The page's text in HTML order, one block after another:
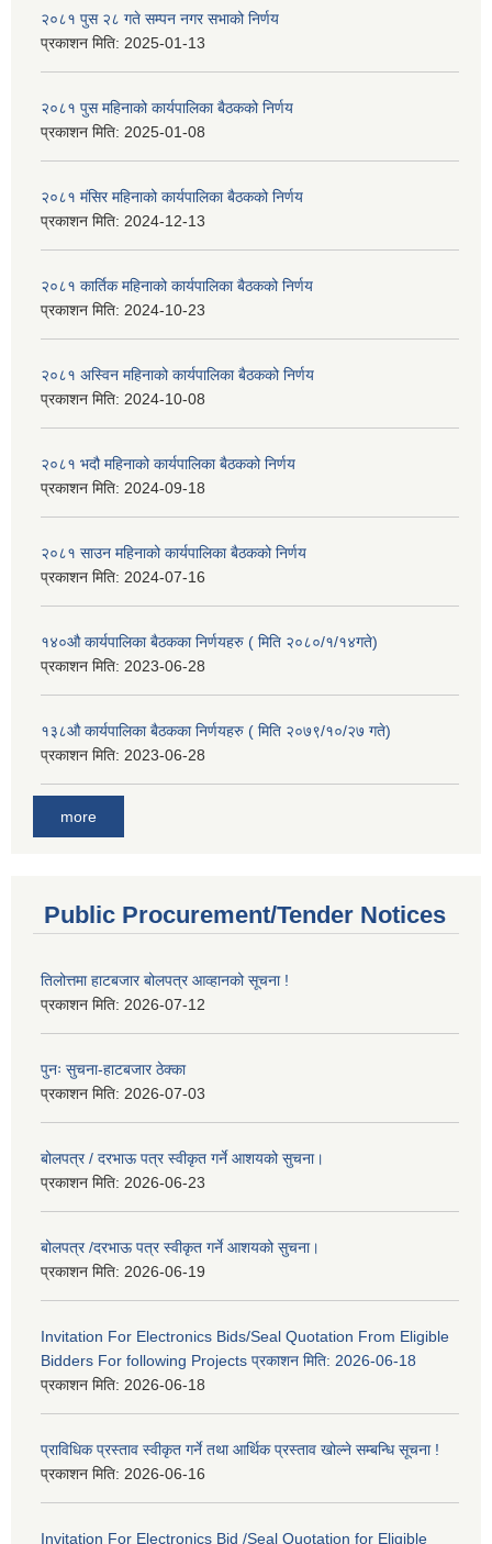
२०८१ पुस २८ गते सम्प‍न नगर सभाको निर्णय
प्रकाशन मिति: 2025-01-13
२०८१ पुस महिनाको कार्यपालिका बैठकको निर्णय
प्रकाशन मिति: 2025-01-08
२०८१ मंसिर महिनाको कार्यपालिका बैठकको निर्णय
प्रकाशन मिति: 2024-12-13
२०८१ कार्तिक महिनाको कार्यपालिका बैठकको निर्णय
प्रकाशन मिति: 2024-10-23
२०८१ अस्विन महिनाको कार्यपालिका बैठकको निर्णय
प्रकाशन मिति: 2024-10-08
२०८१ भदौ महिनाको कार्यपालिका बैठकको निर्णय
प्रकाशन मिति: 2024-09-18
२०८१ साउन महिनाको कार्यपालिका बैठकको निर्णय
प्रकाशन मिति: 2024-07-16
१४०औ कार्यपालिका बैठकका निर्णयहरु ( मिति २०८०/१/१४गते)
प्रकाशन मिति: 2023-06-28
१३८औ कार्यपालिका बैठकका निर्णयहरु ( मिति २०७९/१०/२७ गते)
प्रकाशन मिति: 2023-06-28
more
Public Procurement/Tender Notices
तिलोत्तमा हाटबजार बोलपत्र आव्हानको सूचना !
प्रकाशन मिति: 2026-07-12
पुनः सुचना-हाटबजार ठेक्का
प्रकाशन मिति: 2026-07-03
बोलपत्र / दरभाऊ पत्र स्वीकृत गर्ने आशयको सुचना।
प्रकाशन मिति: 2026-06-23
बोलपत्र /दरभाऊ पत्र स्वीकृत गर्ने आशयको सुचना।
प्रकाशन मिति: 2026-06-19
Invitation For Electronics Bids/Seal Quotation From Eligible
Bidders For following Projects प्रकाशन मिति: 2026-06-18
प्रकाशन मिति: 2026-06-18
प्राविधिक प्रस्ताव स्वीकृत गर्ने तथा आर्थिक प्रस्ताव खोल्ने सम्बन्धि सूचना !
प्रकाशन मिति: 2026-06-16
Invitation For Electronics Bid /Seal Quotation for Eligible